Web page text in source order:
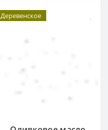
Деревенское